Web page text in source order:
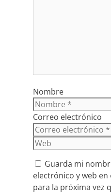
Nombre
Correo electrónico
Guarda mi
electrónico y web
para la próxima vez